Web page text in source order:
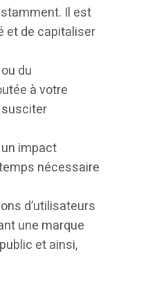
Il est
et de capitaliser
du
à votre
impact
nécessaire
d’utilisateurs
une marque
et ainsi,